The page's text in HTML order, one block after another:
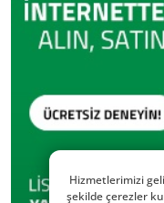
Hizmetlerimizi
şekilde çerezler